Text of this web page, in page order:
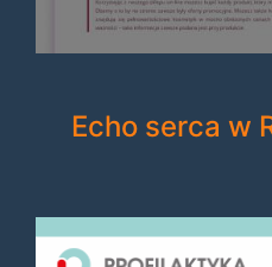
Echo serca w